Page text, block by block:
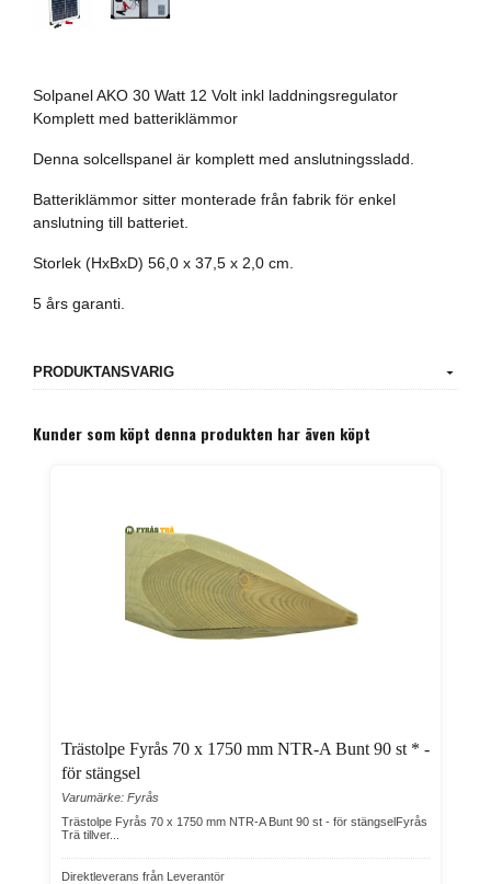
Solpanel AKO 30 Watt 12 Volt inkl laddningsregulator
Komplett med batteriklämmor
Denna solcellspanel är komplett med anslutningssladd.
Batteriklämmor sitter monterade från fabrik för enkel
anslutning till batteriet.
Storlek (HxBxD) 56,0 x 37,5 x 2,0 cm.
5 års garanti.
PRODUKTANSVARIG
Kunder som köpt denna produkten har även köpt
Trästolpe Fyrås 70 x 1750 mm NTR-A Bunt 90 st * -
för stängsel
Varumärke: Fyrås
Trästolpe Fyrås 70 x 1750 mm NTR-A Bunt 90 st - för stängselFyrås
Trä tillver...
Direktleverans från Leverantör